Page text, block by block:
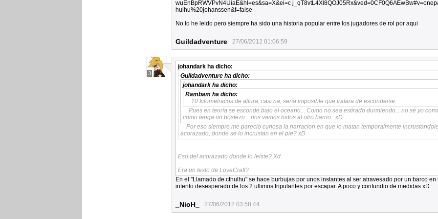
wuEnBpRWVPvN4UiaE&hl=es&sa=X&ei=c
hulhu%20johanssen&f=false
No lo he leido pero siempre ha sido una historia popular entre los jugadores de rol por aqui
Guildadventure 27/06/2012 01:06:59
3
johandark ha dicho:
Guildadventure ha dicho:
johandark ha dicho:
Rambam ha dicho:
10 kilometracos de altura, casi na, sería imposible que tratara de esconderse
Pues en teoría se esconde bajo el oceano... Como no sea estirado durmiendo... no sé yo
como tenga un bostezo... nos vamos todos al otro barrio.. xD
Por eso siempre me parecio curiosa la narracion en que lo matan temporalmente
acorazado, donde se lo incrustan en el pie? xD
Eso del acorazado donde lo leíste? Xd
Era un texto de LoveCraft?
En el "Llamado de cthulhu" se hace burbujas por unos instantes al ser atravesado por un barco en
intento desesperado de los 2 ultimos tripulantes por escapar. A poco y confundio de medidas xD
_NioH_ 27/06/2012 03:58:44